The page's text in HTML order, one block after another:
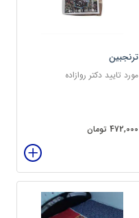
ترنجبین
مورد تایید دکتر روازاده
472,000 تومان